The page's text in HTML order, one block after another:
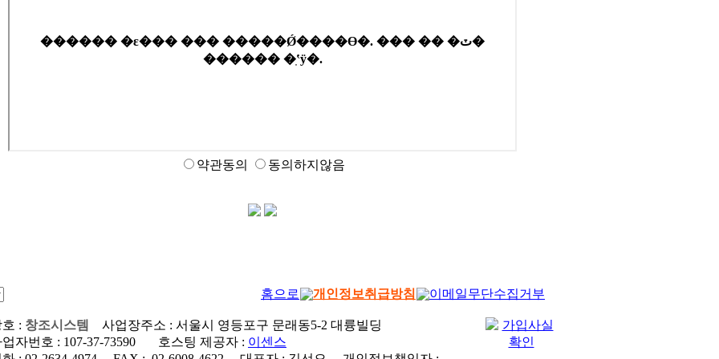
약관동의 동의하지않음
홈으로 개인정보취급방침 이메일무단수집거부
: 창조시스템
사업장주소 : 서울시 영등포구 문래동5-2 대륭빌딩
자번호 : 107-37-73590 호스팅 제공자 : 이센스